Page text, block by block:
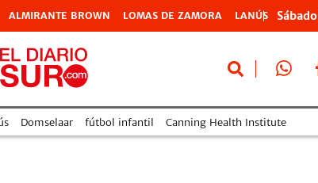
ALMIRANTE BROWN LOMAS DE ZAMORA LANÚS Sábado
Domselaar fútbol infantil Canning Health Institute